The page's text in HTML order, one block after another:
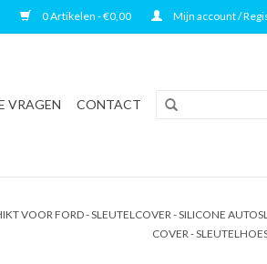
0 Artikelen - €0,00 Mijn account /
VRAGEN CONTACT
VOOR FORD - SLEUTELCOVER - SILICONE
COVER -